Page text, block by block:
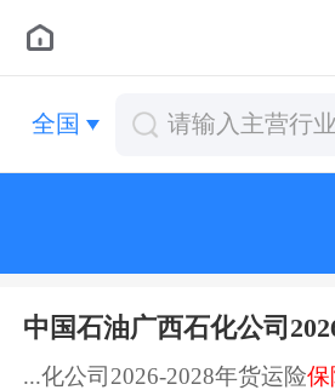
全国
中国石油广西石化公司
...化公司2026-2028年货运险保